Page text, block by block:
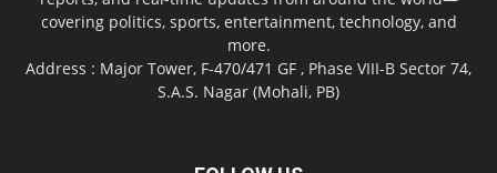
covering politics, sports, entertainment, technology, and
more.
Address : Major Tower, F-470/471 GF , Phase VIII-B Sector 74,
S.A.S. Nagar (Mohali, PB)